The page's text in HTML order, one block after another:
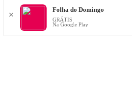
✕
Folha do Domingo
GRÁTIS
Na Google Play